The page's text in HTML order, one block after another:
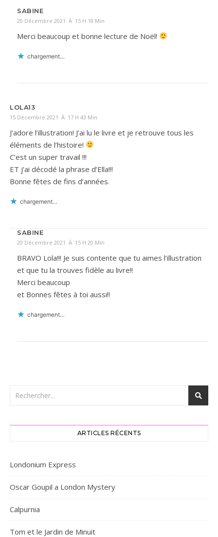
SABINE
20 Décembre 2021 À 15 H 18 Min
Merci beaucoup et bonne lecture de Noël!
chargement…
LOLA13
15 Décembre 2021 À 17 H 43 Min
J’adore l’illustration! J’ai lu le livre et je retrouve tous les
éléments de l’histoire!
C’est un super travail !!!
ET j’ai décodé la phrase d’Ella!!!
Bonne fêtes de fins d’années.
chargement…
SABINE
20 Décembre 2021 À 15 H 20 Min
BRAVO Lola!!! Je suis contente que tu aimes l’illustration
et que tu la trouves fidèle au livre!!
Merci beaucoup
et Bonnes fêtes à toi aussi!!
chargement…
ARTICLES RÉCENTS
Londonium Express
Oscar Goupil a London Mystery
Calpurnia
Tom et le Jardin de Minuit